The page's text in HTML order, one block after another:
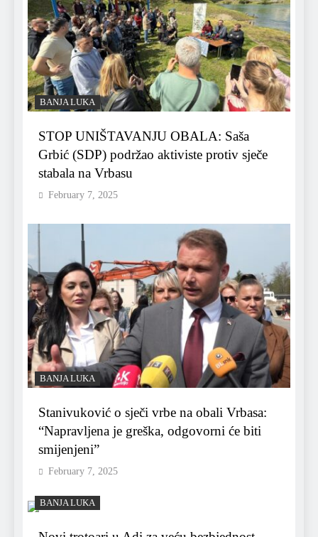
BANJA LUKA
STOP UNIŠTAVANJU OBALA: Saša
Grbić (SDP) podržao aktiviste protiv sječe
stabala na Vrbasu
February 7, 2025
BANJA LUKA
Stanivuković o sječi vrbe na obali Vrbasa:
“Napravljena je greška, odgovorni će biti
smijenjeni”
February 7, 2025
BANJA LUKA